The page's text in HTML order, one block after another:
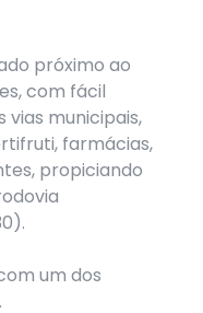
próximo ao
com fácil
vias municipais,
farmácias,
propiciando
um dos